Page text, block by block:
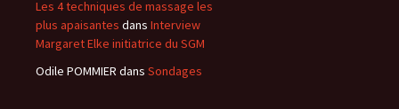
Les 4 techniques de massage les
plus apaisantes dans Interview
Margaret Elke initiatrice du SGM
Odile POMMIER dans Sondages